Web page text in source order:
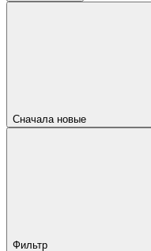
Сначала новые
Фильтр